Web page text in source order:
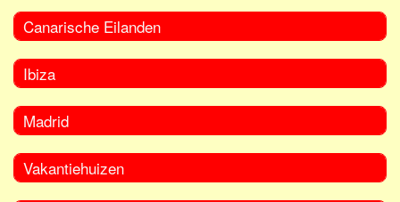
Canarische Eilanden
Ibiza
Madrid
Vakantiehuizen